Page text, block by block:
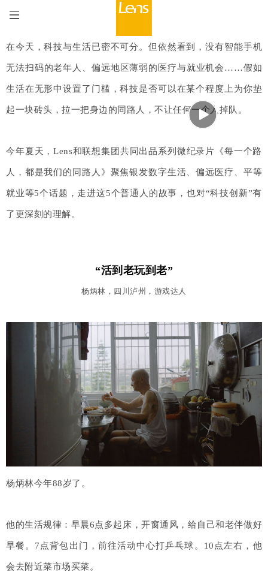
在今天，科技与生活已密不可分。但依然看到，没有智能手机
无法扫码的老年人、偏远地区薄弱的医疗与就业机会……假如
生活在无形中设置了门槛，科技是否可以在某个程度上为你垫
起一块砖头，拉一把身边的同路人，不让任何一个人掉队。
今年夏天，Lens和联想集团共同出品系列微纪录片《每一个路
人，都是我们的同路人》聚焦银发数字生活、偏远医疗、平等
就业等5个话题，走进这5个普通人的故事，也对“科技创新”有
了更深刻的理解。
“活到老玩到老”
杨炳林，四川泸州，游戏达人
杨炳林今年88岁了。
他的生活规律： 早晨6点多起床，开窗通风，给自己和老伴做好
早餐。 7点背包出门，前往活动中心打乒乓球。 10点左右，他
会去附近菜市场买菜。